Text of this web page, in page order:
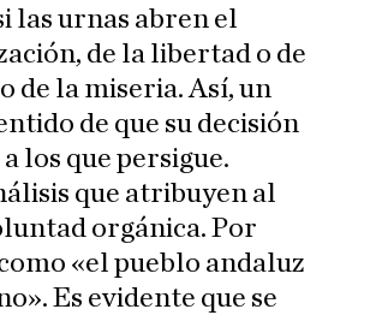
las urnas abren el
de la libertad o de
de la miseria. Así, un
de que su decisión
los que persigue.
que atribuyen al
orgánica. Por
«el pueblo andaluz
Es evidente que se